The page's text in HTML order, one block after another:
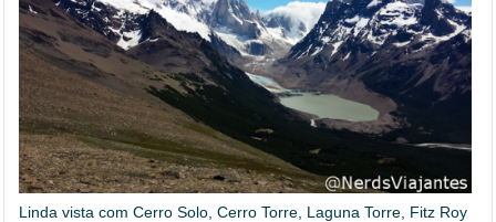
Linda vista com Cerro Solo, Cerro Torre, Laguna Torre, Fitz Roy